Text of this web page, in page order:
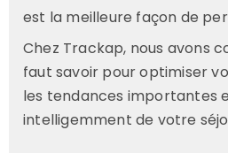
est la meilleure façon de
Chez Trackap, nous avons
faut savoir pour optimiser
les tendances importantes
intelligemment de votre